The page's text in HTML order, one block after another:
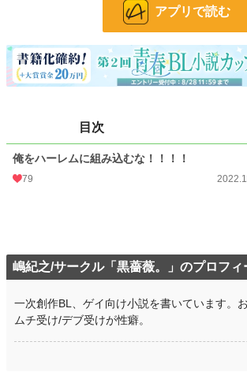
しかしある日、アレクはユウリに二人きりで呼び出され
たまには健全な全年齢向けBLを書いてみたくてできた話
出す前の両片思いカップルコメディー仕立て……のつも
に言い寄る描写があります。
お気に入り 72
初回公開日時
初回完結日時 2022.11.12 21:12
アプリで読む
目次
俺をハーレムに組み込むな！！！！
79
嶋紀之/サークル「黒薔薇。」のプロフィ
一次創作BL、ゲイ向け小説を書いています。
ムチ受け/デブ受けが性癖。